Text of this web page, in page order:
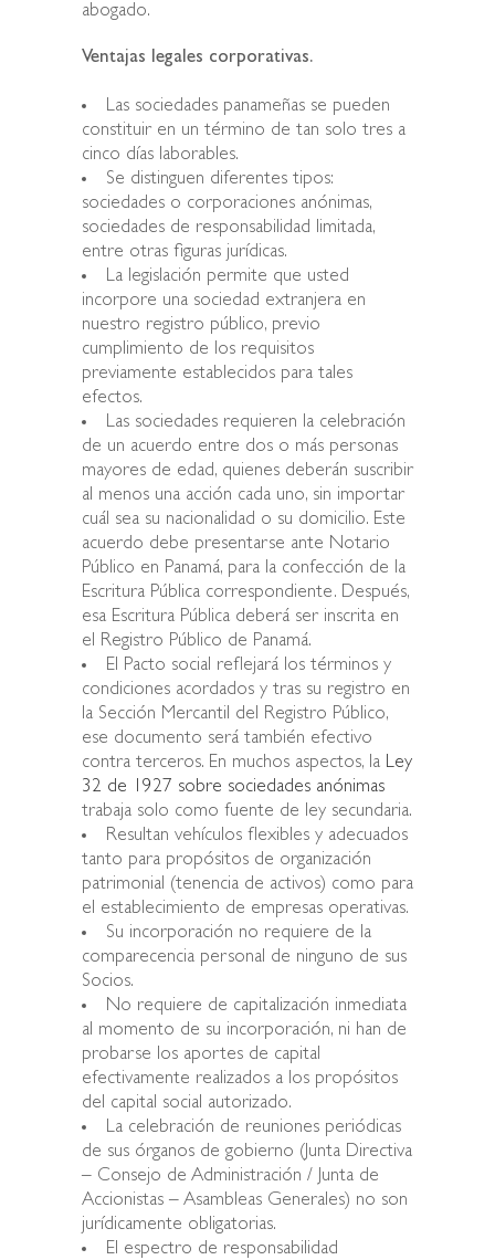
abogado.
Ventajas legales corporativas.
Las sociedades panameñas se pueden
constituir en un término de tan solo tres a
cinco días laborables.
Se distinguen diferentes tipos:
sociedades o corporaciones anónimas,
sociedades de responsabilidad limitada,
entre otras figuras jurídicas.
La legislación permite que usted
incorpore una sociedad extranjera en
nuestro registro público, previo
cumplimiento de los requisitos
previamente establecidos para tales
efectos.
Las sociedades requieren la celebración
de un acuerdo entre dos o más personas
mayores de edad, quienes deberán suscribir
al menos una acción cada uno, sin importar
cuál sea su nacionalidad o su domicilio. Este
acuerdo debe presentarse ante Notario
Público en Panamá, para la confección de la
Escritura Pública correspondiente. Después,
esa Escritura Pública deberá ser inscrita en
el Registro Público de Panamá.
El Pacto social reflejará los términos y
condiciones acordados y tras su registro en
la Sección Mercantil del Registro Público,
ese documento será también efectivo
contra terceros. En muchos aspectos, la Ley
32 de 1927 sobre sociedades anónimas
trabaja solo como fuente de ley secundaria.
Resultan vehículos flexibles y adecuados
tanto para propósitos de organización
patrimonial (tenencia de activos) como para
el establecimiento de empresas operativas.
Su incorporación no requiere de la
comparecencia personal de ninguno de sus
Socios.
No requiere de capitalización inmediata
al momento de su incorporación, ni han de
probarse los aportes de capital
efectivamente realizados a los propósitos
del capital social autorizado.
La celebración de reuniones periódicas
de sus órganos de gobierno (Junta Directiva
– Consejo de Administración / Junta de
Accionistas – Asambleas Generales) no son
jurídicamente obligatorias.
El espectro de responsabilidad